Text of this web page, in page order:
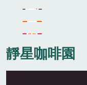
靜星咖啡園